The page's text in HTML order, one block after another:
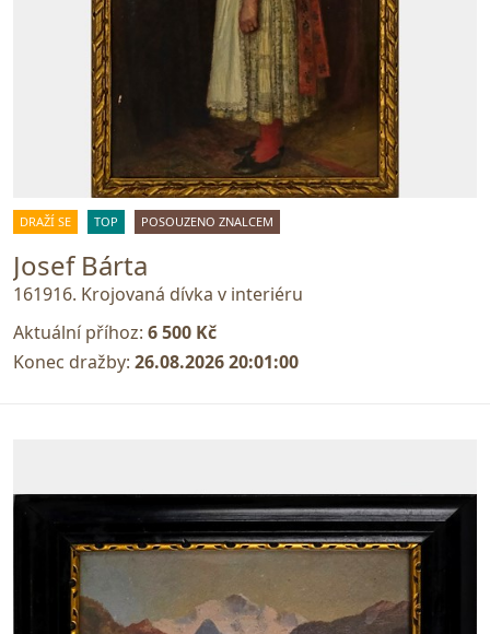
DRAŽÍ SE TOP POSOUZENO ZNALCEM
Josef Bárta
161916. Krojovaná dívka v interiéru
Aktuální příhoz: 6 500 Kč
Konec dražby: 26.08.2026 20:01:00